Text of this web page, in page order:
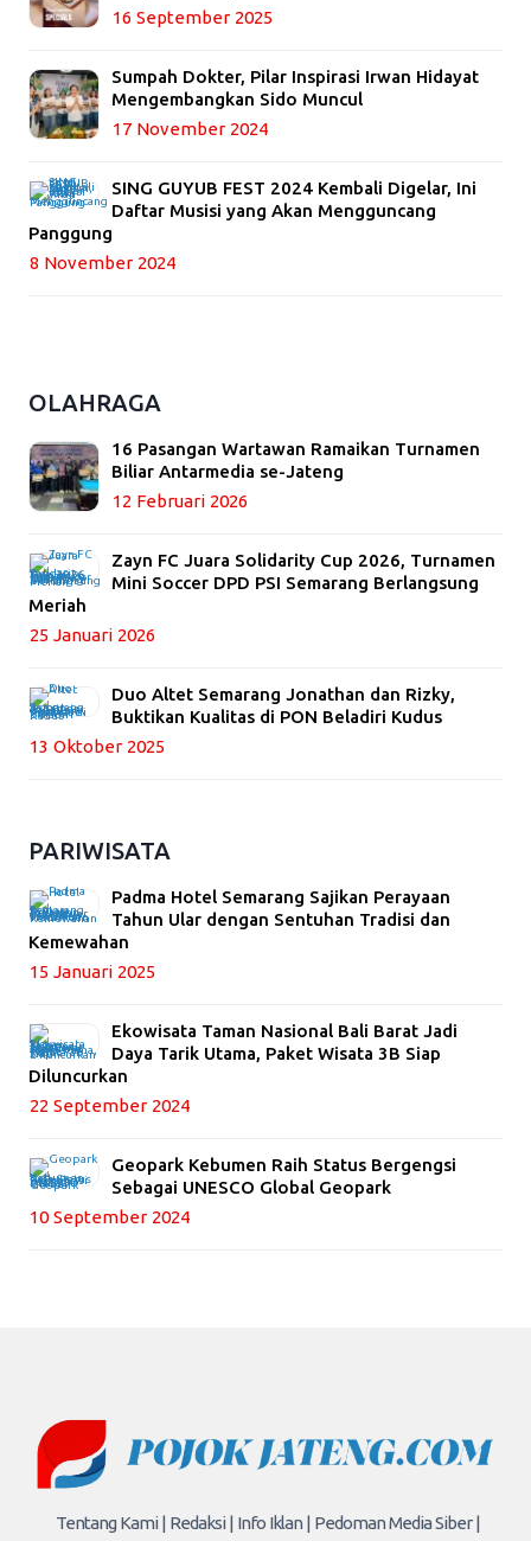
16 September 2025
Sumpah Dokter, Pilar Inspirasi Irwan Hidayat
Mengembangkan Sido Muncul
17 November 2024
SING GUYUB FEST 2024 Kembali Digelar, Ini
Daftar Musisi yang Akan Mengguncang
Panggung
8 November 2024
OLAHRAGA
16 Pasangan Wartawan Ramaikan Turnamen
Biliar Antarmedia se-Jateng
12 Februari 2026
Zayn FC Juara Solidarity Cup 2026, Turnamen
Mini Soccer DPD PSI Semarang Berlangsung
Meriah
25 Januari 2026
Duo Altet Semarang Jonathan dan Rizky,
Buktikan Kualitas di PON Beladiri Kudus
13 Oktober 2025
PARIWISATA
Padma Hotel Semarang Sajikan Perayaan
Tahun Ular dengan Sentuhan Tradisi dan
Kemewahan
15 Januari 2025
Ekowisata Taman Nasional Bali Barat Jadi
Daya Tarik Utama, Paket Wisata 3B Siap
Diluncurkan
22 September 2024
Geopark Kebumen Raih Status Bergengsi
Sebagai UNESCO Global Geopark
10 September 2024
Tentang Kami | Redaksi | Info Iklan | Pedoman Media Siber |